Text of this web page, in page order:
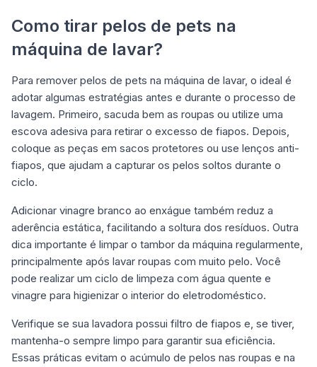
Como tirar pelos de pets na
máquina de lavar?
Para remover pelos de pets na máquina de lavar, o ideal é
adotar algumas estratégias antes e durante o processo de
lavagem. Primeiro, sacuda bem as roupas ou utilize uma
escova adesiva para retirar o excesso de fiapos. Depois,
coloque as peças em sacos protetores ou use lenços anti-
fiapos, que ajudam a capturar os pelos soltos durante o
ciclo.
Adicionar vinagre branco ao enxágue também reduz a
aderência estática, facilitando a soltura dos resíduos. Outra
dica importante é limpar o tambor da máquina regularmente,
principalmente após lavar roupas com muito pelo. Você
pode realizar um ciclo de limpeza com água quente e
vinagre para higienizar o interior do eletrodoméstico.
Verifique se sua lavadora possui filtro de fiapos e, se tiver,
mantenha-o sempre limpo para garantir sua eficiência.
Essas práticas evitam o acúmulo de pelos nas roupas e na